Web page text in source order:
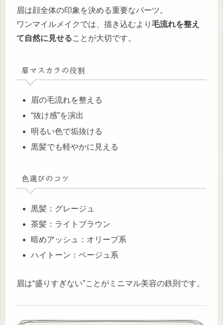
眉は顔全体の印象を決める重要なパーツ。
ワンマイルメイクでは、描き込むより 毛流れを整え
て自然に見せることが大切です。
眉マスカラの役割
眉の毛流れを整える
“抜け感”を演出
明るい色で垢抜ける
黒髪でも軽やかに見える
色選びのコツ
黒髪：グレージュ
茶髪：ライトブラウン
暗めアッシュ：オリーブ系
ハイトーン：ベージュ系
眉は“盛りすぎない”ことがミニマル美容の鉄則です。